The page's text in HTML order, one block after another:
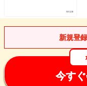
新規登
今す